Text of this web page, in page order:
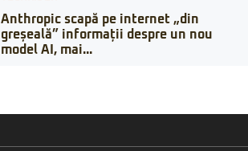
Anthropic scapă pe internet „din
greșeală” informații despre un nou
model AI, mai...